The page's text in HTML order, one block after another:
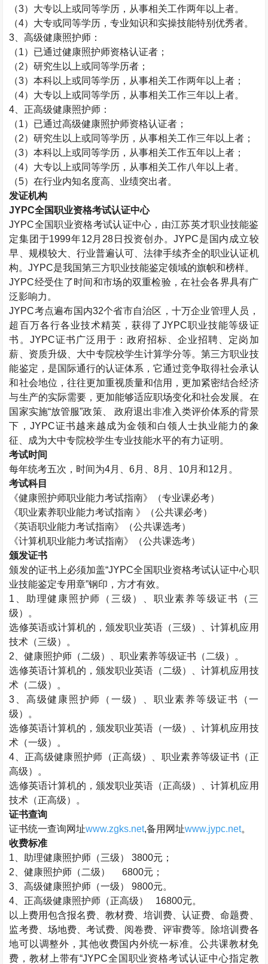
（3）大专以上或同等学历，从事相关工作两年以上者。
（4）大专或同等学历，专业知识和实操技能特别优秀者。
3 、高级健康照护师：
（1）已通过健康照护师资格认证者；
（2）研究生以上或同等学历者；
（3）本科以上或同等学历，从事相关工作两年以上者；
（4）大专以上或同等学历，从事相关工作三年以上者。
4 、正高级健康照护师：
（1）已通过高级健康照护师资格认证者；
（2）研究生以上或同等学历，从事相关工作三年以上者；
（3）本科以上或同等学历，从事相关工作五年以上者；
（4）大专以上或同等学历，从事相关工作八年以上者。
（5）在行业内知名度高、业绩突出者。
发证机构
JYPC全国职业资格考试认证中心
JYPC全国职业资格考试认证中心，由江苏英才职业技能鉴
定集团于1999年12 月 28 日投资创办。JYPC是国内成立较
早、规模较大、行业普遍认可、法律手续齐全的职业认证机
构。JYPC是我国第三方职业技能鉴定领域的旗帜和榜样。
JYPC经受住了时间和市场的双重检验，在社会各界具有广
泛影响力。
JYPC考点遍布国内32个省市自治区，十万企业管理人员，
超百万各行各业技术精英，获得了JYPC职业技能等级证
书。 JYPC证书广泛用于：政府招标、企业招聘、定岗加
薪、资质升级、大中专院校学生计算学分等。第三方职业技
能鉴定，是国际通行的认证体系，它通过竞争取得社会承认
和社会地位，往往更加重视质量和信用，更加紧密结合经济
与生产的实际需要，更加能够适应职场变化和社会发展。在
国家实施“放管服”政策、 政府退出非准入类评价体系的背景
下， JYPC证书越来越成为金领和白领人士执业能力的象
征、成为大中专院校学生专业技能水平的有力证明。
考试时间
每年统考五次，时间为4月、6月、8月、 10月和12 月。
考试科目
《健康照护师职业能力考试指南》（专业课必考）
《职业素养职业能力考试指南 》（公共课必考）
《英语职业能力考试指南》（公共课选考）
《计算机职业能力考试指南》（公共课选考）
颁发证书
颁发的证书上必须加盖“JYPC全国职业资格考试认证中心职
业技能鉴定专用章”钢印，方才有效。
1 、助理健康照护师（三级）、职业素养等级证书（三
级）。
选修英语或计算机的，颁发职业英语（三级）、计算机应用
技术（三级）。
2 、健康照护师（二级）、职业素养等级证书（二级）。
选修英语计算机的，颁发职业英语（二级）、计算机应用技
术（二级）。
3 、高级健康照护师（一级）、职业素养等级证书（一
级）。
选修英语计算机的，颁发职业英语（一级）、计算机应用技
术（一级）。
4 、正高级健康照护师（正高级）、职业素养等级证书（正
高级）。
选修英语计算机的，颁发职业英语（正高级）、计算机应用
技术（正高级）。
证书查询
证书统一查询网址www.zgks.net,备用网址www.jypc.net。
收费标准
1 、助理健康照护师（三级） 3800元；
2 、健康照护师（二级） 6800元；
3 、高级健康照护师（一级） 9800元。
4 、正高级健康照护师（正高级） 16800元。
以上费用包含报名费、教材费、培训费、认证费、命题费、
监考费、场地费、考试费、阅卷费、评审费等。除培训费各
地可以调整外，其他收费国内外统一标准。公共课教材免
费，教材上带有“JYPC全国职业资格考试认证中心指定教